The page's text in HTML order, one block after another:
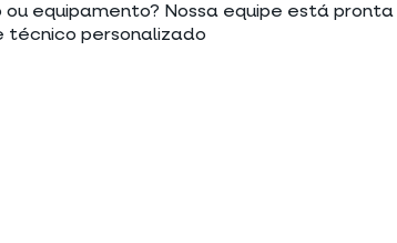
equipamento? Nossa equipe está pronta
personalizado